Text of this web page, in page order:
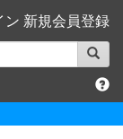
ン 新規会員登録